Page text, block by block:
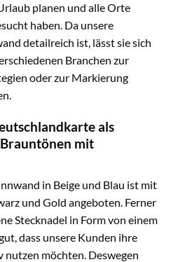
planen und alle Orte
haben. Da unsere
detailreich ist, lässt sie sich
Branchen zur
oder zur Markierung
als
mit
in Beige und Blau ist mit
und Gold angeboten. Ferner
Stecknadel in Form von einem
dass unsere Kunden ihre
möchten. Deswegen